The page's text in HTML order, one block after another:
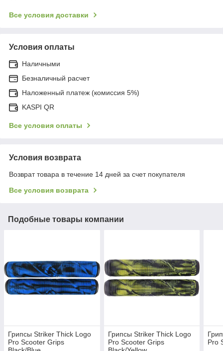
Все условия доставки
Условия оплаты
Наличными
Безналичный расчет
Наложенный платеж (комиссия 5%)
KASPI QR
Все условия оплаты
Условия возврата
Возврат товара в течение 14 дней за счет покупателя
Все условия возврата
Подобные товары компании
Грипсы Striker Thick Logo
Pro Scooter Grips
Грипсы Striker Thick Logo
Pro Scooter Grips
Pro